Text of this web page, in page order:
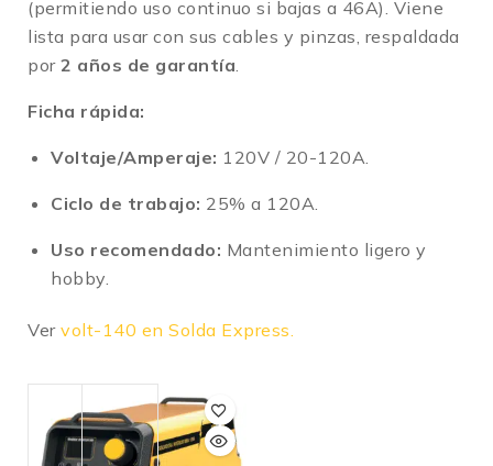
(permitiendo uso continuo si bajas a 46A). Viene
lista para usar con sus cables y pinzas, respaldada
por 2 años de garantía.
Ficha rápida:
Voltaje/Amperaje: 120V / 20-120A.
Ciclo de trabajo: 25% a 120A.
Uso recomendado: Mantenimiento ligero y
hobby.
Vervolt-140 en Solda Express.